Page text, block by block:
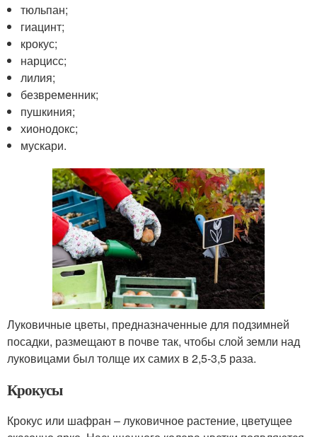
тюльпан;
гиацинт;
крокус;
нарцисс;
лилия;
безвременник;
пушкиния;
хионодокс;
мускари.
Луковичные цветы, предназначенные для подзимней
посадки, размещают в почве так, чтобы слой земли над
луковицами был толще их самих в 2,5-3,5 раза.
Крокусы
Крокус или шафран – луковичное растение, цветущее